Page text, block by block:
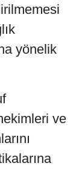
yönelik
ve